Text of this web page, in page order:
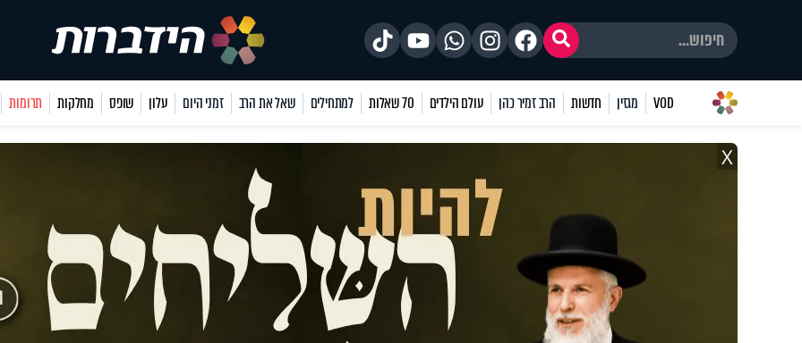
VOD מגזין חדשות הרב זמיר כהן עולם הילדים 70 שאלות למתחילים שאל את הרב זמני היום עלון שופס מחלקות תרומות
X